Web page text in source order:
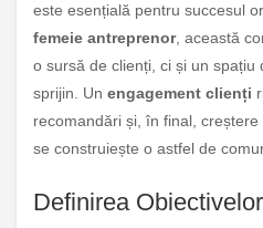
este esențială pentru succesul
femeie antreprenor, această
o sursă de clienți, ci și un spațiu
sprijin. Un engagement clienți
recomandări și, în final,
se construiește o astfel de
Definirea